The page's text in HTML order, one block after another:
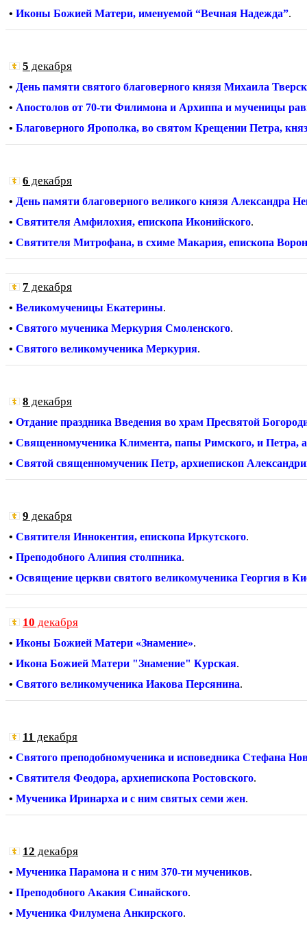
• Иконы Божией Матери, именуемой “Вечная Надежда”.
5 декабря
• День памяти святого благоверного князя Михаила
• Апостолов от 70-ти Филимона и Архиппа и мученицы
• Благоверного Ярополка, во святом Крещении Петра,
6 декабря
• День памяти благоверного великого князя Александра
• Святителя Амфилохия, епископа Иконийского.
• Святителя Митрофана, в схиме Макария, епископа
7 декабря
• Великомученицы Екатерины.
• Святого мученика Меркурия Смоленского.
• Святого великомученика Меркурия.
8 декабря
• Отдание праздника Введения во храм Пресвятой
• Священномученика Климента, папы Римского, и Петра,
• Святой священномученик Петр, архиепископ
9 декабря
• Святителя Иннокентия, епископа Иркутского.
• Преподобного Алипия столпника.
• Освящение церкви святого великомученика Георгия в
10 декабря
• Иконы Божией Матери «Знамение».
• Икона Божией Матери "Знамение" Курская.
• Святого великомученика Иакова Персянина.
11 декабря
• Святого преподобномученика и исповедника Стефана
• Святителя Феодора, архиепископа Ростовского.
• Мученика Иринарха и с ним святых семи жен.
12 декабря
• Мученика Парамона и с ним 370-ти мучеников.
• Преподобного Акакия Синайского.
• Мученика Филумена Анкирского.